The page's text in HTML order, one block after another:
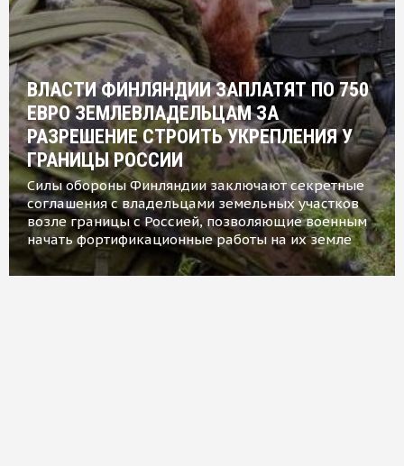
ВЛАСТИ ФИНЛЯНДИИ ЗАПЛАТЯТ ПО 750
ЕВРО ЗЕМЛЕВЛАДЕЛЬЦАМ ЗА
РАЗРЕШЕНИЕ СТРОИТЬ УКРЕПЛЕНИЯ У
ГРАНИЦЫ РОССИИ
Силы обороны Финляндии заключают секретные
соглашения с владельцами земельных участков
возле границы с Россией, позволяющие военным
начать фортификационные работы на их земле